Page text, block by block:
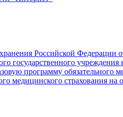
Российской Федерации
государственного
программу обязательного
медицинского страхования